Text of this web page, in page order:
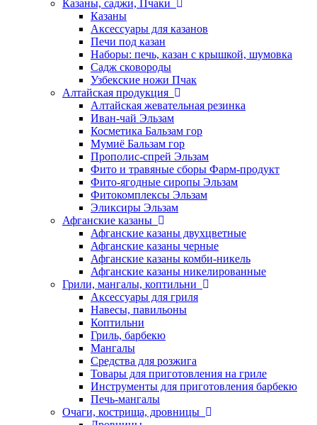
Казаны, саджи, Пчаки
Казаны
Аксессуары для казанов
Печи под казан
Наборы: печь, казан с крышкой, шумовка
Садж сковороды
Узбекские ножи Пчак
Алтайская продукция
Алтайская жевательная резинка
Иван-чай Эльзам
Косметика Бальзам гор
Мумиё Бальзам гор
Прополис-спрей Эльзам
Фито и травяные сборы Фарм-продукт
Фито-ягодные сиропы Эльзам
Фитокомплексы Эльзам
Эликсиры Эльзам
Афганские казаны
Афганские казаны двухцветные
Афганские казаны черные
Афганские казаны комби-никель
Афганские казаны никелированные
Грили, мангалы, коптильни
Аксессуары для гриля
Навесы, павильоны
Коптильни
Гриль, барбекю
Мангалы
Средства для розжига
Товары для приготовления на гриле
Инструменты для приготовления барбекю
Печь-мангалы
Очаги, кострища, дровницы